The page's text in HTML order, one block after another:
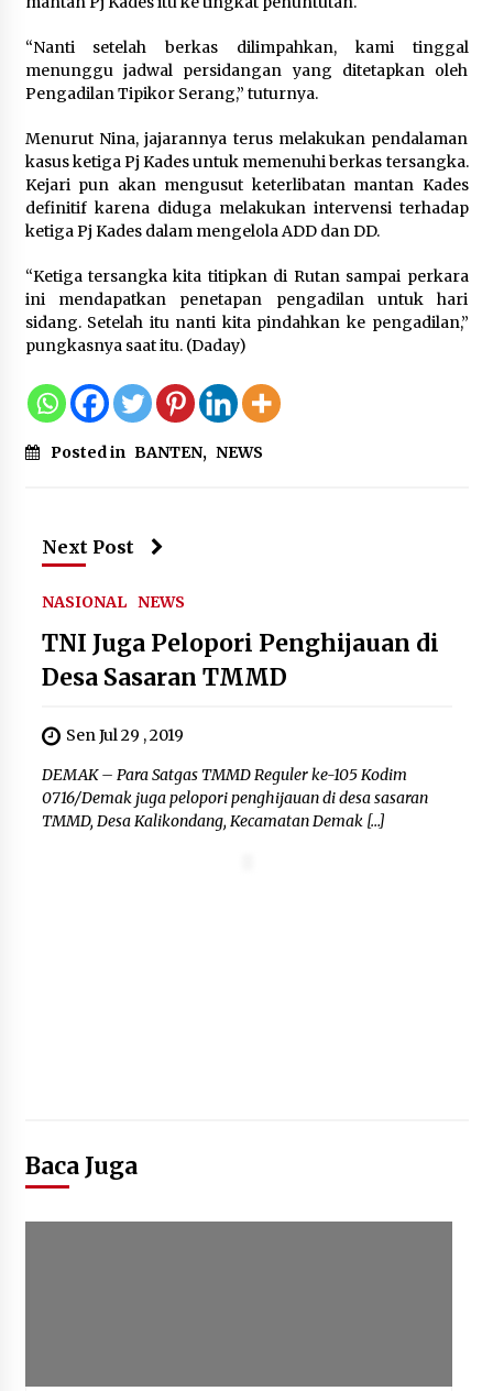
“Nanti setelah berkas dilimpahkan, kami tinggal
menunggu jadwal persidangan yang ditetapkan oleh
Pengadilan Tipikor Serang,” tuturnya.
Menurut Nina, jajarannya terus melakukan pendalaman
kasus ketiga Pj Kades untuk memenuhi berkas tersangka.
Kejari pun akan mengusut keterlibatan mantan Kades
definitif karena diduga melakukan intervensi terhadap
ketiga Pj Kades dalam mengelola ADD dan DD.
“Ketiga tersangka kita titipkan di Rutan sampai perkara
ini mendapatkan penetapan pengadilan untuk hari
sidang. Setelah itu nanti kita pindahkan ke pengadilan,”
pungkasnya saat itu. (Daday)
Posted in BANTEN, NEWS
Next Post
NASIONAL NEWS
TNI Juga Pelopori Penghijauan di
Desa Sasaran TMMD
Sen Jul 29 , 2019
DEMAK – Para Satgas TMMD Reguler ke-105 Kodim
0716/Demak juga pelopori penghijauan di desa sasaran
TMMD, Desa Kalikondang, Kecamatan Demak […]
Baca Juga